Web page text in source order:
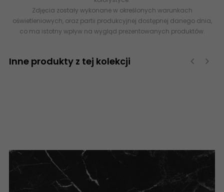
Zdjęcia zostały wykonane w określonych warunkach
oświetleniowych, oraz partii produkcyjnej dostępnej danego dnia,
co ma istotny wpływ na wygląd prezentowanych produktów.
Inne produkty z tej kolekcji